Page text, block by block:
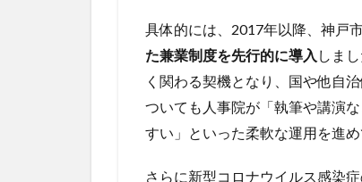
地方
公務
員：
省の
最新
と自
具体的には、2017年以降、神戸
た兼業制度を先行的に導入 しま
く関わる契機となり、国や他自
ついても人事院が「執筆や講演
すい」といった柔軟な運用を進め
さらに新型コロナウイルス感染